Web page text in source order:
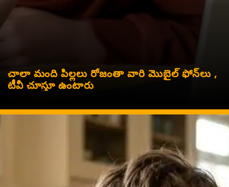
చాలా మంది పిల్లలు రోజంతా వారి మొబైల్ ఫోన్‌లు ,
టీవీ చూస్తూ ఉంటారు